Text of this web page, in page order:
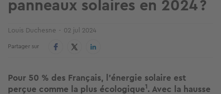
panneaux solaires en 2024 ?
Louis Duchesne 02 jul 2024
Partager sur
Pour 50 % des Français, l’énergie solaire est
perçue comme la plus écologique1. Avec la hausse